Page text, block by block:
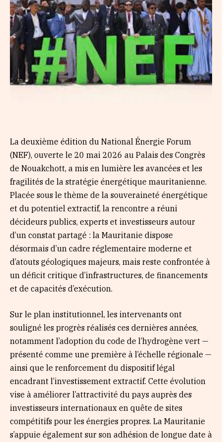
La deuxième édition du National Énergie Forum
(NEF), ouverte le 20 mai 2026 au Palais des Congrès
de Nouakchott, a mis en lumière les avancées et les
fragilités de la stratégie énergétique mauritanienne.
Placée sous le thème de la souveraineté énergétique
et du potentiel extractif, la rencontre a réuni
décideurs publics, experts et investisseurs autour
d’un constat partagé : la Mauritanie dispose
désormais d’un cadre réglementaire moderne et
d’atouts géologiques majeurs, mais reste confrontée à
un déficit critique d’infrastructures, de financements
et de capacités d’exécution.
Sur le plan institutionnel, les intervenants ont
souligné les progrès réalisés ces dernières années,
notamment l’adoption du code de l’hydrogène vert —
présenté comme une première à l’échelle régionale —
ainsi que le renforcement du dispositif légal
encadrant l’investissement extractif. Cette évolution
vise à améliorer l’attractivité du pays auprès des
investisseurs internationaux en quête de sites
compétitifs pour les énergies propres. La Mauritanie
s’appuie également sur son adhésion de longue date à